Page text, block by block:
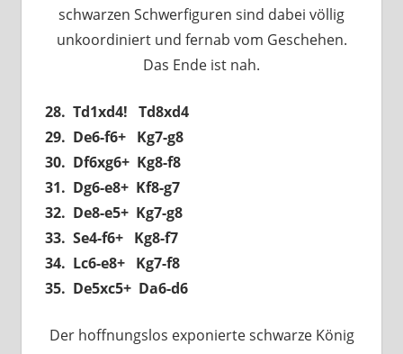
schwarzen Schwerfiguren sind dabei völlig
unkoordiniert und fernab vom Geschehen.
Das Ende ist nah.
28. Td1xd4! Td8xd4
29. De6-f6+ Kg7-g8
30. Df6xg6+ Kg8-f8
31. Dg6-e8+ Kf8-g7
32. De8-e5+ Kg7-g8
33. Se4-f6+ Kg8-f7
34. Lc6-e8+ Kg7-f8
35. De5xc5+ Da6-d6
Der hoffnungslos exponierte schwarze König